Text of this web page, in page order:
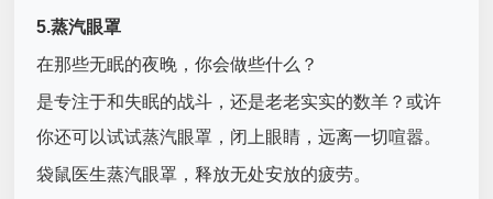
5.蒸汽眼罩
在那些无眠的夜晚，你会做些什么？
是专注于和失眠的战斗，还是老老实实的数羊？或许
你还可以试试蒸汽眼罩，闭上眼睛，远离一切喧嚣。
袋鼠医生蒸汽眼罩，释放无处安放的疲劳。